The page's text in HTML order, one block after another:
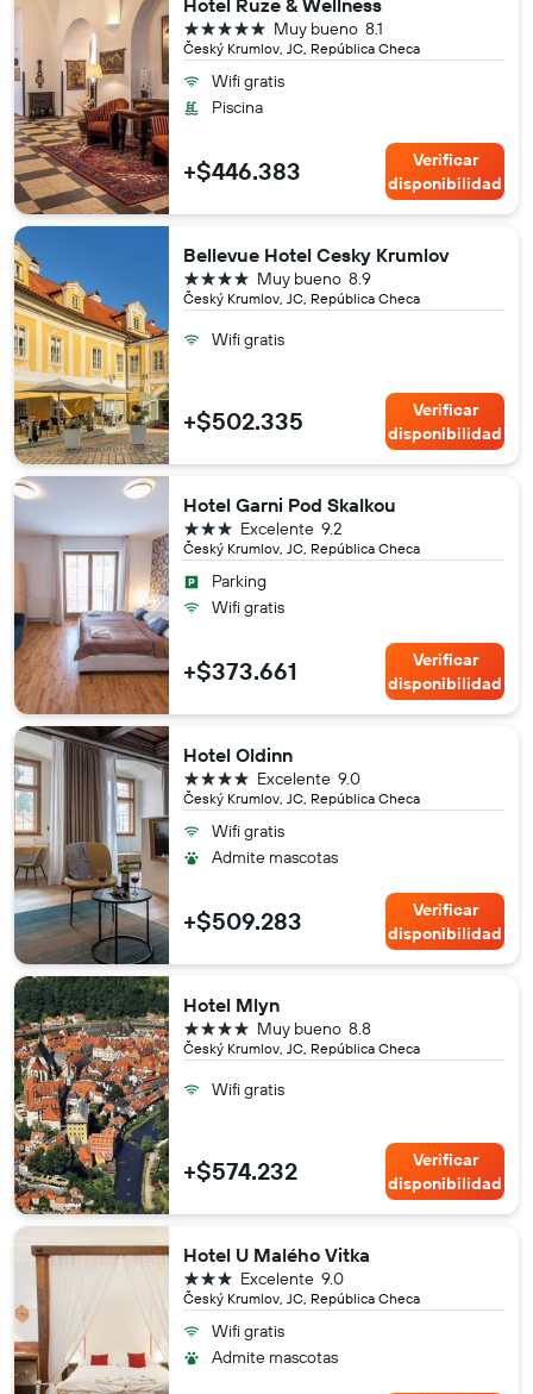
Hotel Ruze & Wellness
Český Krumlov, JC, República Checa
8.1
Muy bueno
5 estrellas
Wifi gratis
Piscina
+$446.383
Verificar
disponibilidad
Bellevue Hotel Cesky Krumlov
Český Krumlov, JC, República Checa
8.9
Muy bueno
4 estrellas
Wifi gratis
+$502.335
Verificar
disponibilidad
Hotel Garni Pod Skalkou
Český Krumlov, JC, República Checa
9.2
Excelente
3 estrellas
Parking
Wifi gratis
+$373.661
Verificar
disponibilidad
Hotel Oldinn
Český Krumlov, JC, República Checa
9.0
Excelente
4 estrellas
Wifi gratis
Admite mascotas
+$509.283
Verificar
disponibilidad
Hotel Mlyn
Český Krumlov, JC, República Checa
8.8
Muy bueno
4 estrellas
Wifi gratis
+$574.232
Verificar
disponibilidad
Hotel U Malého Vitka
Český Krumlov, JC, República Checa
9.0
Excelente
3 estrellas
Wifi gratis
Admite mascotas